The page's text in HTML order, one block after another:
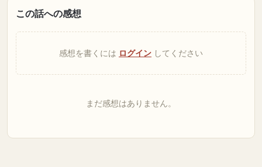
この話への感想
感想を書くには ログイン してください
まだ感想はありません。